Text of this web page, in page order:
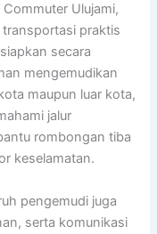
Ulujami,
praktis
secara
mengemudikan
maupun luar kota,
jalur
rombongan tiba
keselamatan.
pengemudi juga
serta komunikasi